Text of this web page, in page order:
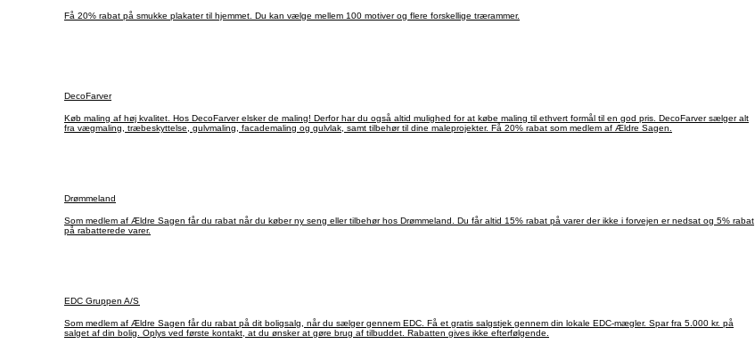
Få 20% rabat på smukke plakater til hjemmet. Du kan vælge mellem 100 motiver og flere forskellige trærammer.
DecoFarver
Køb maling af høj kvalitet. Hos DecoFarver elsker de maling! Derfor har du også altid mulighed for at købe maling til ethvert formål til en god pris. DecoFarver sælger alt
fra vægmaling, træbeskyttelse, gulvmaling, facademaling og gulvlak, samt tilbehør til dine maleprojekter. Få 20% rabat som medlem af Ældre Sagen.
Drømmeland
Som medlem af Ældre Sagen får du rabat når du køber ny seng eller tilbehør hos Drømmeland. Du får altid 15% rabat på varer der ikke i forvejen er nedsat og 5% rabat
på rabatterede varer.
EDC Gruppen A/S
Som medlem af Ældre Sagen får du rabat på dit boligsalg, når du sælger gennem EDC. Få et gratis salgstjek gennem din lokale EDC-mægler. Spar fra 5.000 kr. på
salget af din bolig. Oplys ved første kontakt, at du ønsker at gøre brug af tilbuddet. Rabatten gives ikke efterfølgende.